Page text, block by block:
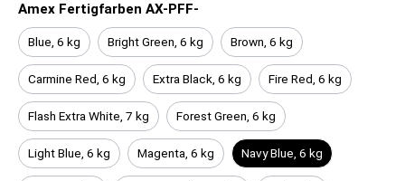
Amex Fertigfarben AX-PFF-
Blue, 6 kg Bright Green, 6 kg Brown, 6 kg
Carmine Red, 6 kg Extra Black, 6 kg Fire Red, 6 kg
Flash Extra White, 7 kg Forest Green, 6 kg
Light Blue, 6 kg Magenta, 6 kg Navy Blue, 6 kg